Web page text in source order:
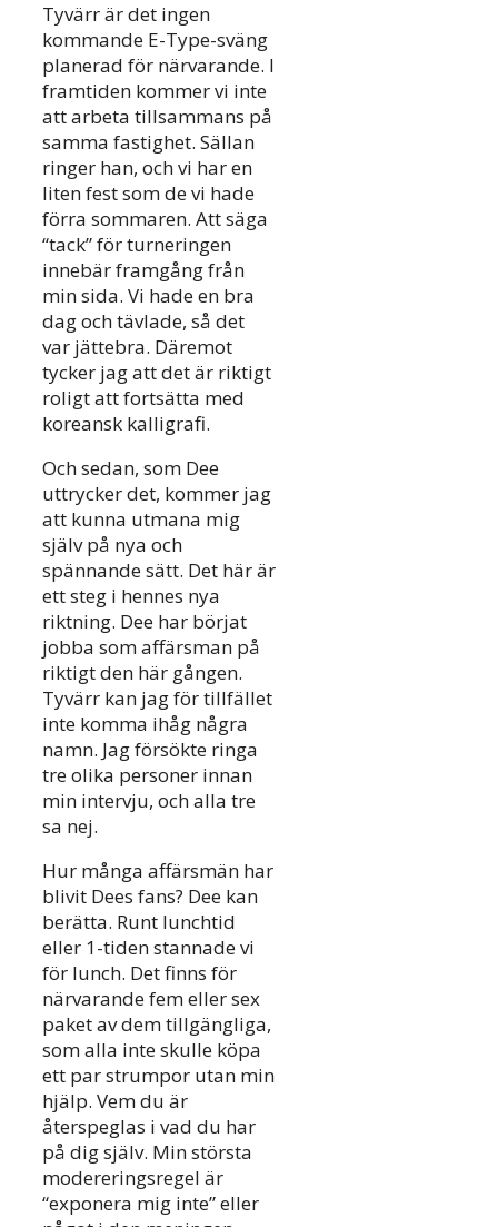
Tyvärr är det ingen
kommande E-Type-sväng
planerad för närvarande. I
framtiden kommer vi inte
att arbeta tillsammans på
samma fastighet. Sällan
ringer han, och vi har en
liten fest som de vi hade
förra sommaren. Att säga
“tack” för turneringen
innebär framgång från
min sida. Vi hade en bra
dag och tävlade, så det
var jättebra. Däremot
tycker jag att det är riktigt
roligt att fortsätta med
koreansk kalligrafi.
Och sedan, som Dee
uttrycker det, kommer jag
att kunna utmana mig
själv på nya och
spännande sätt. Det här är
ett steg i hennes nya
riktning. Dee har börjat
jobba som affärsman på
riktigt den här gången.
Tyvärr kan jag för tillfället
inte komma ihåg några
namn. Jag försökte ringa
tre olika personer innan
min intervju, och alla tre
sa nej.
Hur många affärsmän har
blivit Dees fans? Dee kan
berätta. Runt lunchtid
eller 1-tiden stannade vi
för lunch. Det finns för
närvarande fem eller sex
paket av dem tillgängliga,
som alla inte skulle köpa
ett par strumpor utan min
hjälp. Vem du är
återspeglas i vad du har
på dig själv. Min största
modereringsregel är
“exponera mig inte” eller